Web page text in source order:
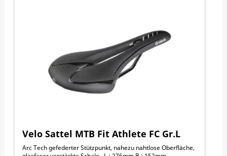
Velo Sattel MTB Fit Athlete FC Gr.L
Arc Tech gefederter Stützpunkt, nahezu nahtlose Oberfläche,